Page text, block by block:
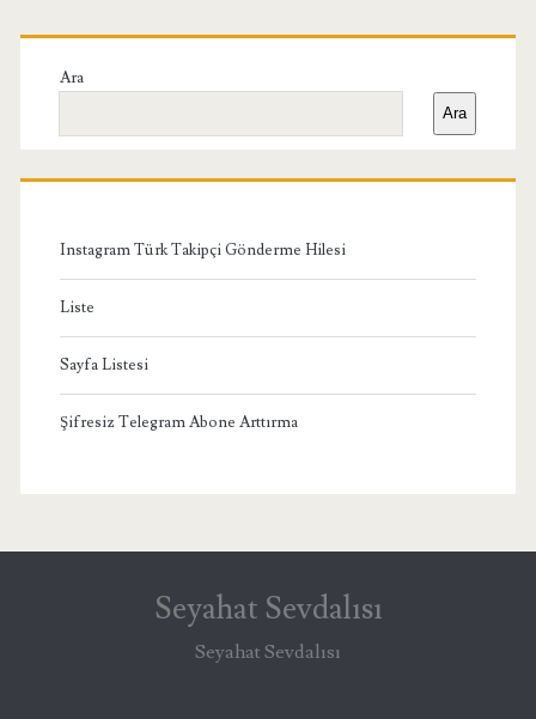
Birincil
Yan
Menü
Ara
Ara
Instagram Türk Takipçi Gönderme Hilesi
Liste
Sayfa Listesi
Şifresiz Telegram Abone Arttırma
Seyahat Sevdalısı
Seyahat Sevdalısı